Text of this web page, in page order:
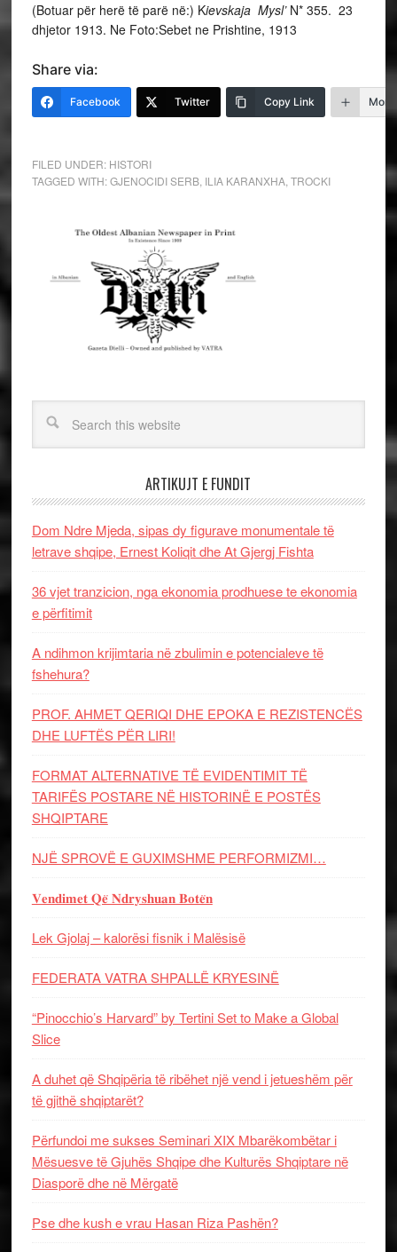
(Botuar për herë të parë në:) Kievskaja Mysl’N* 355. 23
dhjetor 1913. Ne Foto:Sebet ne Prishtine, 1913
Share via:
Facebook Twitter Copy Link More
FILED UNDER: HISTORI
TAGGED WITH:GJENOCIDI SERB, ILIA KARANXHA, TROCKI
ARTIKUJT E FUNDIT
Dom Ndre Mjeda, sipas dy figurave monumentale të
letrave shqipe, Ernest Koliqit dhe At Gjergj Fishta
36 vjet tranzicion, nga ekonomia prodhuese te ekonomia
e përfitimit
A ndihmon krijimtaria në zbulimin e potencialeve të
fshehura?
PROF. AHMET QERIQI DHE EPOKA E REZISTENCЁS
DHE LUFTЁS PЁR LIRI!
FORMAT ALTERNATIVE TË EVIDENTIMIT TË
TARIFËS POSTARE NË HISTORINË E POSTËS
SHQIPTARE
NJË SPROVË E GUXIMSHME PERFORMIZMI…
𝐕𝐞𝐧𝐝𝐢𝐦𝐞𝐭 𝐐𝐞̈ 𝐍𝐝𝐫𝐲𝐬𝐡𝐮𝐚𝐧 𝐁𝐨𝐭𝐞̈𝐧
Lek Gjolaj – kalorësi fisnik i Malësisë
FEDERATA VATRA SHPALLË KRYESINË
“Pinocchio’s Harvard” by Tertini Set to Make a Global
Slice
A duhet që Shqipëria të ribëhet një vend i jetueshëm për
të gjithë shqiptarët?
Përfundoi me sukses Seminari XIX Mbarëkombëtar i
Mësuesve të Gjuhës Shqipe dhe Kulturës Shqiptare në
Diasporë dhe në Mërgatë
Pse dhe kush e vrau Hasan Riza Pashën?